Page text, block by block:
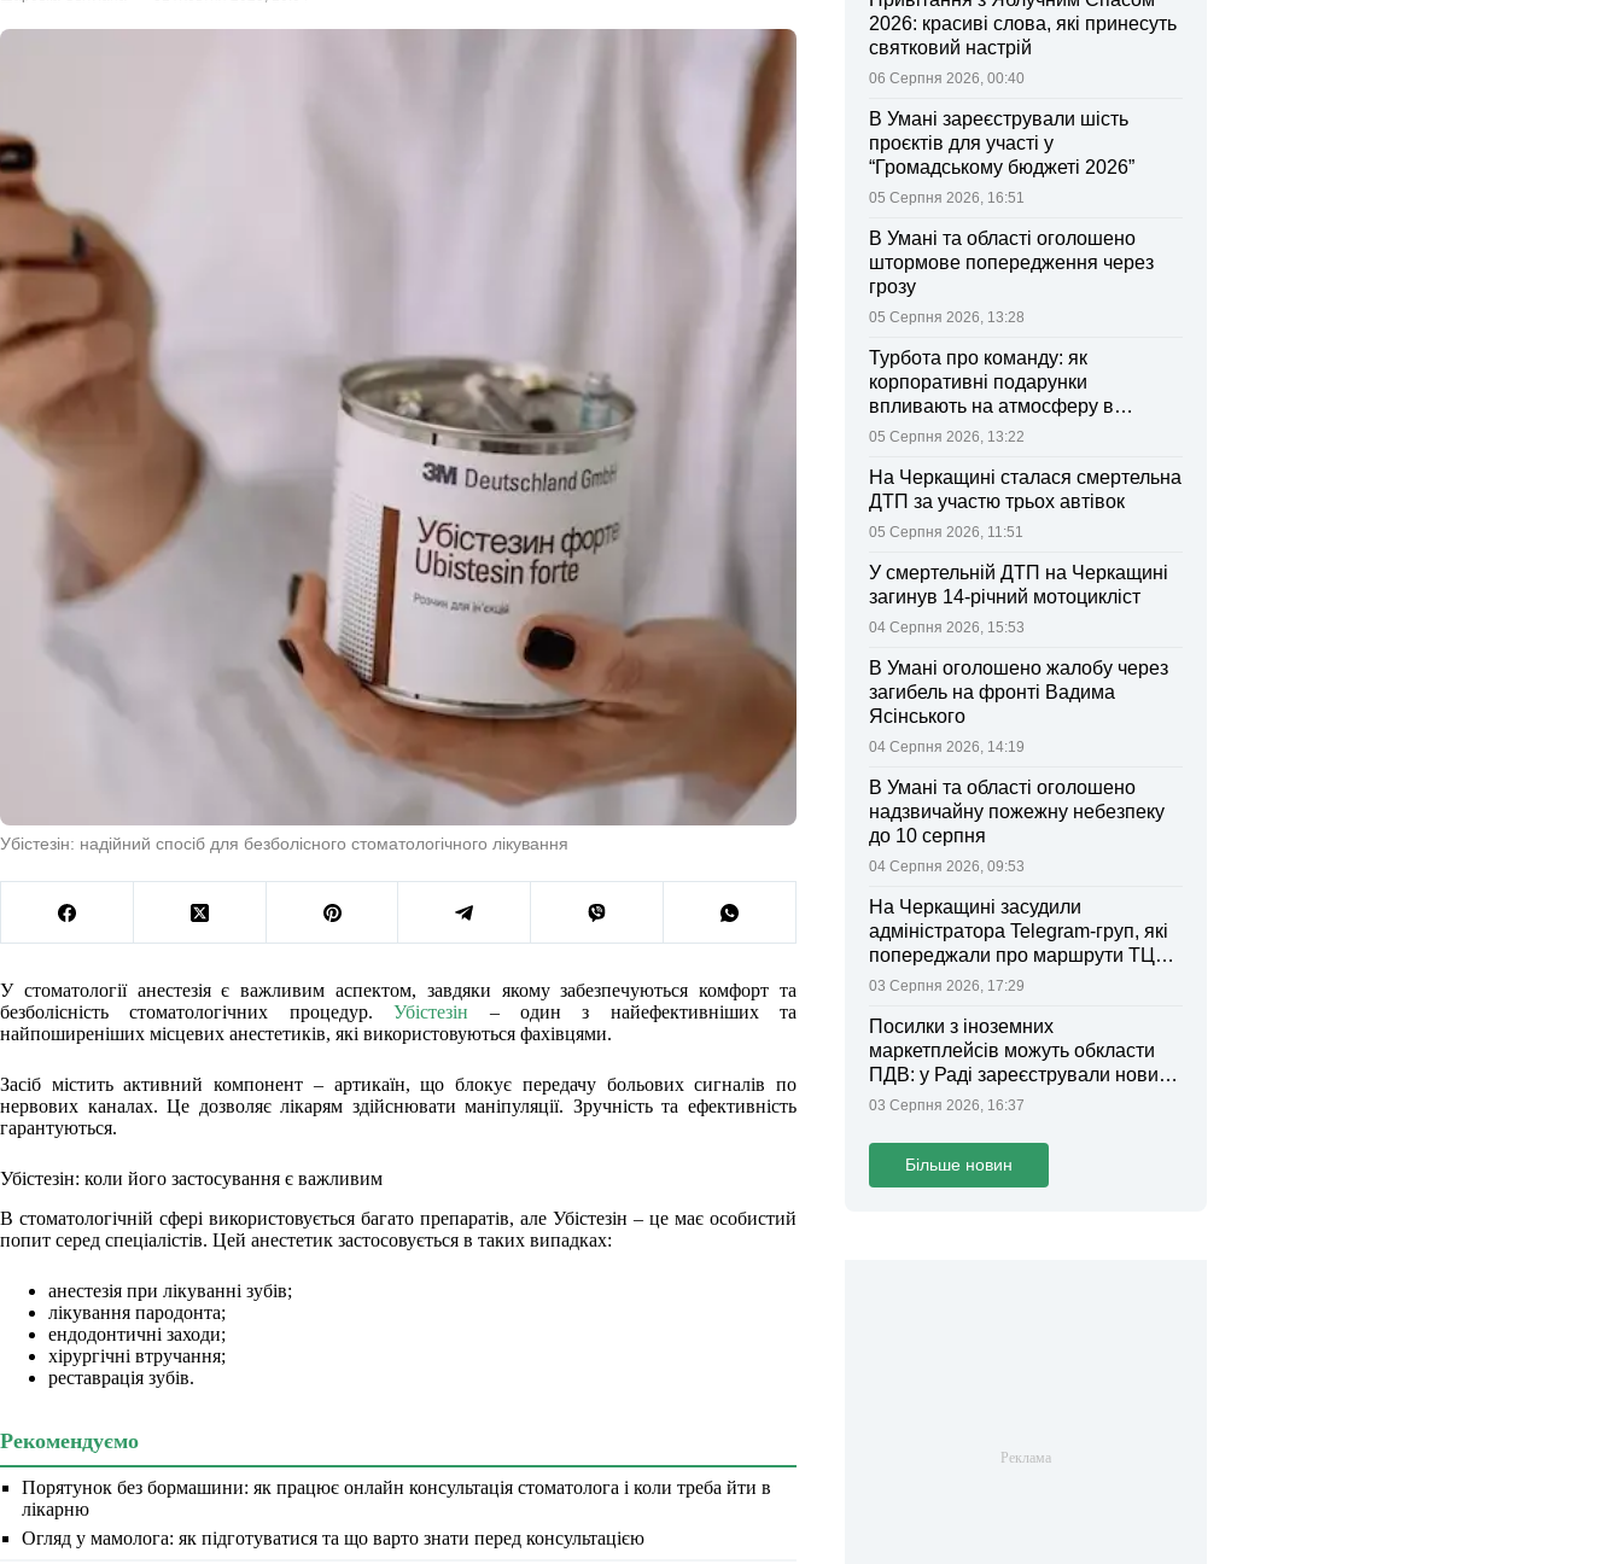
Убістезін: надійний спосіб для безболісного стоматологічного лікування
У стоматології анестезія є важливим аспектом, завдяки якому забезпечуються комфорт та
безболісність стоматологічних процедур.Убістезін – один з найефективніших та
найпоширеніших місцевих анестетиків, які використовуються фахівцями.
Засіб містить активний компонент – артикаїн, що блокує передачу больових сигналів по
нервових каналах. Це дозволяє лікарям здійснювати маніпуляції. Зручність та ефективність
гарантуються.
Убістезін: коли його застосування є важливим
В стоматологічній сфері використовується багато препаратів, але Убістезін – це має особистий
попит серед спеціалістів. Цей анестетик застосовується в таких випадках:
анестезія при лікуванні зубів;
лікування пародонта;
ендодонтичні заходи;
хірургічні втручання;
реставрація зубів.
Рекомендуємо
Порятунок без бормашини: як працює онлайн консультація стоматолога і коли треба йти в
лікарню
Огляд у мамолога: як підготуватися та що варто знати перед консультацією
2026: красиві слова, які принесуть
святковий настрій
06 Серпня 2026, 00:40
В Умані зареєстрували шість
проєктів для участі у
“Громадському бюджеті 2026”
05 Серпня 2026, 16:51
В Умані та області оголошено
штормове попередження через
грозу
05 Серпня 2026, 13:28
Турбота про команду: як
корпоративні подарунки
впливають на атмосферу в
колективі
05 Серпня 2026, 13:22
На Черкащині сталася смертельна
ДТП за участю трьох автівок
05 Серпня 2026, 11:51
У смертельній ДТП на Черкащині
загинув 14-річний мотоцикліст
04 Серпня 2026, 15:53
В Умані оголошено жалобу через
загибель на фронті Вадима
Ясінського
04 Серпня 2026, 14:19
В Умані та області оголошено
надзвичайну пожежну небезпеку
до 10 серпня
04 Серпня 2026, 09:53
На Черкащині засудили
адміністратора Telegram-груп, які
попереджали про маршрути ТЦК
та поліції
03 Серпня 2026, 17:29
Посилки з іноземних
маркетплейсів можуть обкласти
ПДВ: у Раді зареєстрували новий
законопроєкт
03 Серпня 2026, 16:37
Більше новин